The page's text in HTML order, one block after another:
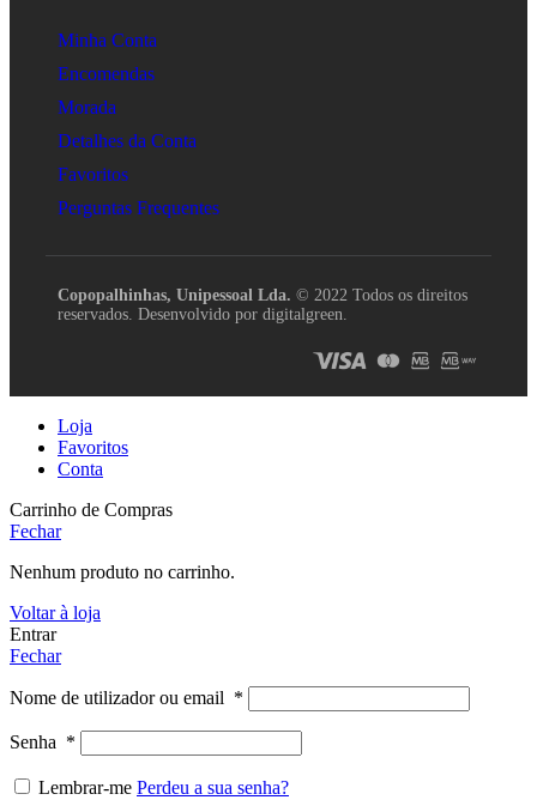
Minha Conta
Encomendas
Morada
Detalhes da Conta
Favoritos
Perguntas Frequentes
Copopalhinhas, Unipessoal Lda. © 2022 Todos os direitos
reservados. Desenvolvido por digitalgreen.
Loja
Favoritos
Conta
Carrinho de Compras
Fechar
Nenhum produto no carrinho.
Voltar à loja
Entrar
Fechar
Nome de utilizador ou email *
Senha *
Lembrar-me Perdeu a sua senha?